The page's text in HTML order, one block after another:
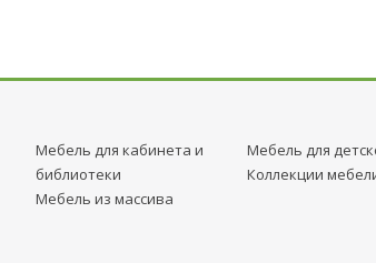
Мебель для кабинета и
библиотеки
Мебель из массива
Мебель для
Коллекции